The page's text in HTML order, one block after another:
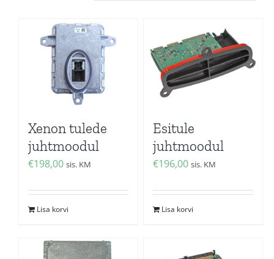
Xenon tulede
juhtmoodul
€198,00 sis. KM
Lisa korvi
Esitule
juhtmoodul
€196,00 sis. KM
Lisa korvi